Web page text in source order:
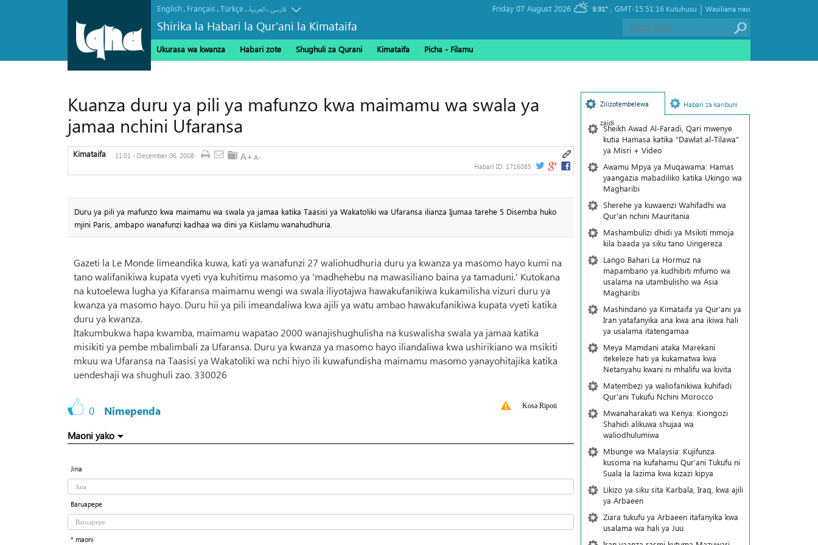
English. Français.Türkçe. العربیة.فارسی
Shirika la Habari la Qur'ani la Kimataifa
GMT-15:51:16
9.91° Wasiliana nasi
|
Kutuhusu
Ukurasa wa kwanza Habari zote Shughuli za Qurani Kimataifa Picha‎ - Filamu‎
Kuanza duru ya pili ya mafunzo kwa maimamu wa swala ya
jamaa nchini Ufaransa
Kimataifa
11:01 - December 06, 2008
Habari ID: 1716085
Duru ya pili ya mafunzo kwa maimamu wa swala ya jamaa katika Taasisi ya Wakatoliki wa Ufaransa ilianza Ijumaa tarehe 5 Disemba huko
mjini Paris, ambapo wanafunzi kadhaa wa dini ya Kiislamu wanahudhuria.
Gazeti la Le Monde limeandika kuwa, kati ya wanafunzi 27 waliohudhuria duru ya kwanza ya masomo hayo kumi na
tano walifanikiwa kupata vyeti vya kuhitimu masomo ya 'madhehebu na mawasiliano baina ya tamaduni.' Kutokana
na kutoelewa lugha ya Kifaransa maimamu wengi wa swala iliyotajwa hawakufanikiwa kukamilisha vizuri duru ya
kwanza ya masomo hayo. Duru hii ya pili imeandaliwa kwa ajili ya watu ambao hawakufanikiwa kupata vyeti katika
duru ya kwanza.
Itakumbukwa hapa kwamba, maimamu wapatao 2000 wanajishughulisha na kuswalisha swala ya jamaa katika
misikiti ya pembe mbalimbali za Ufaransa. Duru ya kwanza ya masomo hayo iliandaliwa kwa ushirikiano wa msikiti
mkuu wa Ufaransa na Taasisi ya Wakatoliki wa nchi hiyo ili kuwafundisha maimamu masomo yanayohitajika katika
uendeshaji wa shughuli zao. 330026
0 Nimependa Kosa Ripoti
Maoni yako
Jina
Baruapepe
* maoni
Zilizotembelewa
zaidi
Habari za karibuni
Sheikh Awad Al-Faradi, Qari mwenye
kutia Hamasa katika “Dawlat al-Tilawa”
ya Misri + Video
Awamu Mpya ya Muqawama: Hamas
yaangazia mabadiliko katika Ukingo wa
Magharibi
Sherehe ya kuwaenzi Wahifadhi wa
Qur'an nchini Mauritania
Mashambulizi dhidi ya Msikiti mmoja
kila baada ya siku tano Uingereza
Lango Bahari La Hormuz na
mapambano ya kudhibiti mfumo wa
usalama na utambulisho wa Asia
Magharibi
Mashindano ya Kimataifa ya Qur'ani ya
Iran yatafanyika ana kwa ana ikiwa hali
ya usalama itatengamaa
Meya Mamdani ataka Marekani
itekeleze hati ya kukamatwa kwa
Netanyahu kwani ni mhalifu wa kivita
Matembezi ya waliofanikiwa kuhifadi
Qur'ani Tukufu Nchini Morocco
Mwanaharakati wa Kenya: Kiongozi
Shahidi alikuwa shujaa wa
waliodhulumiwa
Mbunge wa Malaysia: Kujifunza
kusoma na kufahamu Qur’ani Tukufu ni
Suala la lazima kwa kizazi kipya
Likizo ya siku sita Karbala, Iraq, kwa ajili
ya Arbaeen
Ziara tukufu ya Arbaeen itafanyika kwa
usalama wa hali ya Juu